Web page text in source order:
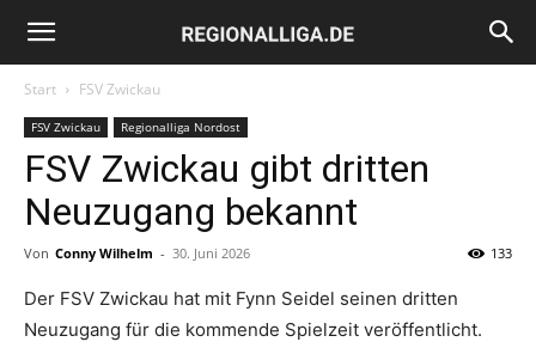
Regionalliga.de
Start FSV Zwickau
FSV Zwickau Regionalliga Nordost
FSV Zwickau gibt dritten
Neuzugang bekannt
Von Conny Wilhelm - 30. Juni 2026 133
Der FSV Zwickau hat mit Fynn Seidel seinen dritten
Neuzugang für die kommende Spielzeit veröffentlicht.